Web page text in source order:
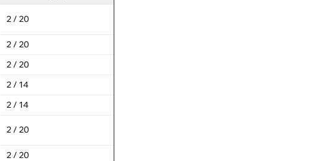
2 / 20
2 / 20
2 / 20
2 / 14
2 / 14
2 / 20
2 / 20